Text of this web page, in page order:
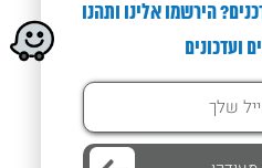
הירשמו אלינו ותהנו
ועדכונים